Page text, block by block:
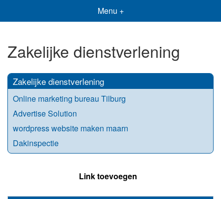
Menu +
Zakelijke dienstverlening
Zakelijke dienstverlening
Online marketing bureau Tilburg
Advertise Solution
wordpress website maken maarn
Dakinspectie
Link toevoegen